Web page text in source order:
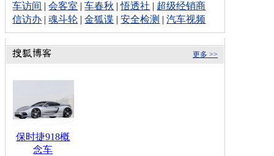
车访间 |会客室 |车春秋 |悟透社 | 超级经销商
信访办 |魂斗轮 |金狐谍 |安全检测 |汽车视频
更多 >>
保时捷918概
念车